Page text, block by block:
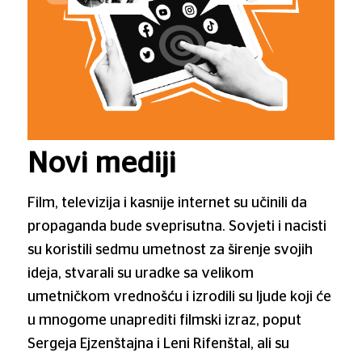
Novi mediji
Film, televizija i kasnije internet su učinili da
propaganda bude sveprisutna. Sovjeti i nacisti
su koristili sedmu umetnost za širenje svojih
ideja, stvarali su uradke sa velikom
umetničkom vrednošću i izrodili su ljude koji će
u mnogome unaprediti filmski izraz, poput
Sergeja Ejzenštajna i Leni Rifenštal, ali su